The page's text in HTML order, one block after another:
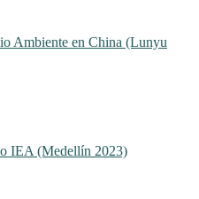
Ambiente en China (Lunyu
IEA (Medellín 2023)